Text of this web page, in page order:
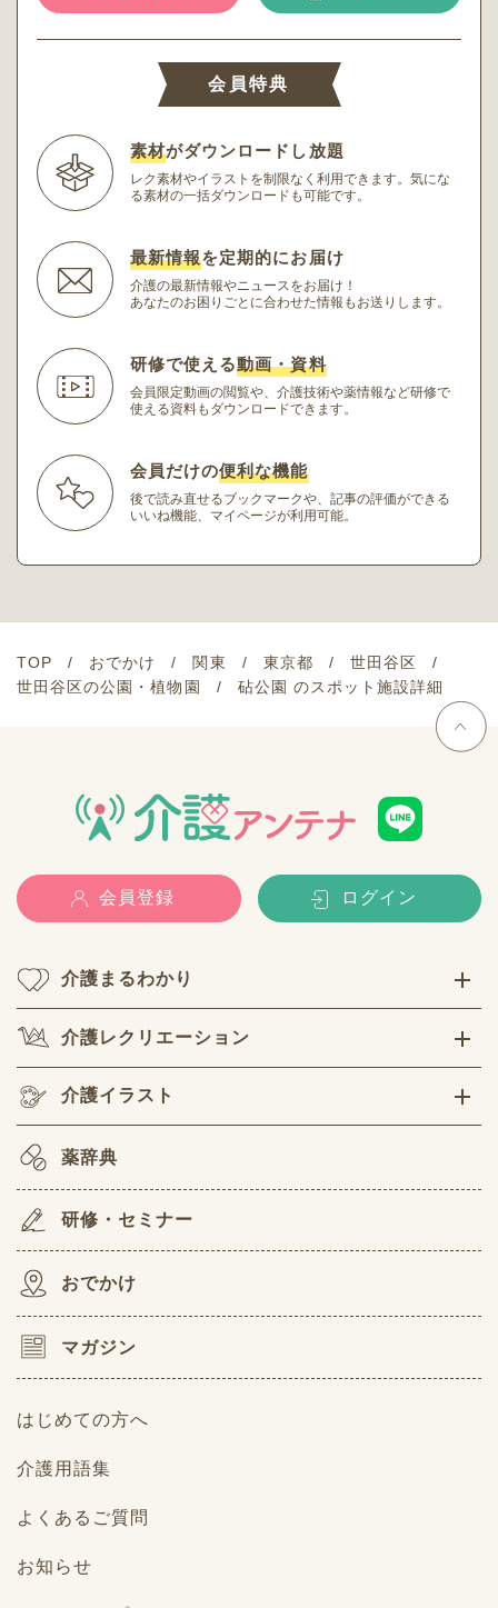
会員特典
素材がダウンロードし放題
レク素材やイラストを制限なく利用できます。 気にな
る素材の一括ダウンロードも可能です。
最新情報を定期的にお届け
介護の最新情報やニュースをお届け！
あなたのお困りごとに合わせた情報もお送りします。
研修で使える動画・資料
会員限定動画の閲覧や、介護技術や薬情報など研修で
使える資料もダウンロードできます。
会員だけの便利な機能
後で読み直せるブックマークや、記事の評価ができる
いいね機能、マイページが利用可能。
TOP おでかけ 関東 東京都
世田谷区
世田谷区の公園・植物園
砧公園 のスポット施設詳細
会員登録 ログイン
介護まるわかり
介護レクリエーション
介護イラスト
薬辞典
研修・セミナー
おでかけ
マガジン
はじめての方へ
介護用語集
よくあるご質問
お知らせ